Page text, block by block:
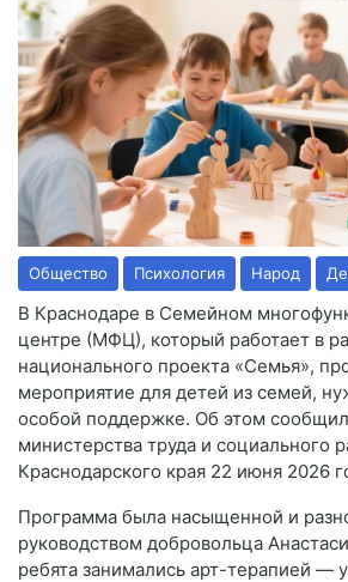
Общество Психология Народ
В Краснодаре в Семейном
центре (МФЦ), который работает в
национального проекта «Семья»,
мероприятие для детей из семей,
особой поддержке. Об этом
министерства труда и социального
Краснодарского края 22 июня 2026
Программа была насыщенной и
руководством добровольца
ребята занимались арт-терапией —